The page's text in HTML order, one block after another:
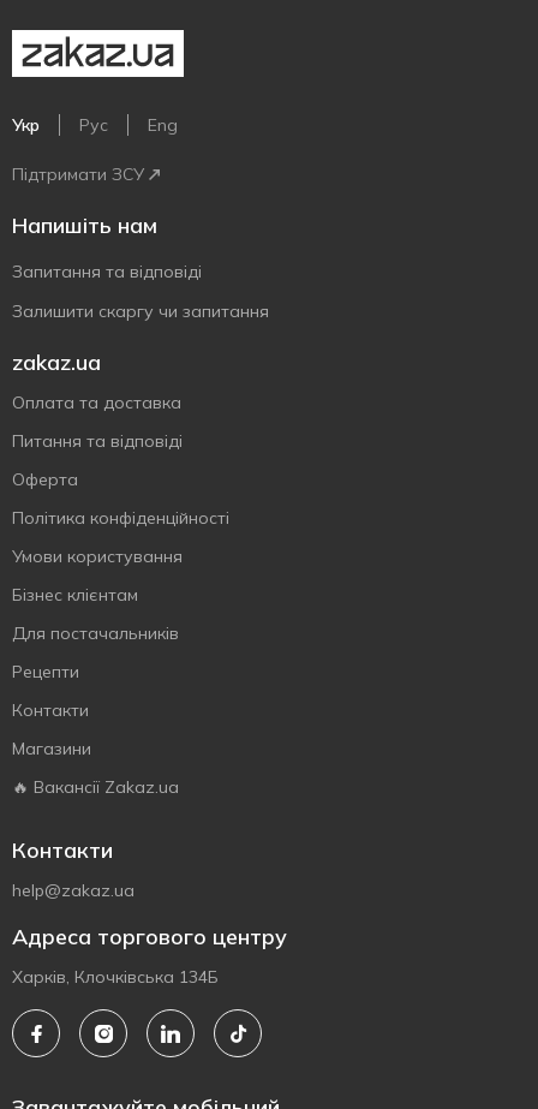
Укр Рус Eng
Підтримати ЗСУ
Напишіть нам
Запитання та відповіді
Залишити скаргу чи запитання
zakaz.ua
Оплата та доставка
Питання та відповіді
Оферта
Політика конфіденційності
Умови користування
Бізнес клієнтам
Для постачальників
Рецепти
Контакти
Магазини
🔥 Вакансії Zakaz.ua
Контакти
help@zakaz.ua
Адреса торгового центру
Харків, Клочківська 134Б